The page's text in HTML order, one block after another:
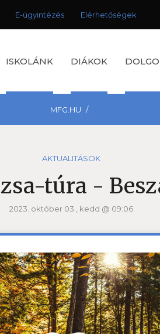
E-ügyintézés Elérhetőségek
ISKOLÁNK DIÁKOK
MFG.HU
AKTUALITÁSOK
túra -
2023. október 03., kedd @ 09:06